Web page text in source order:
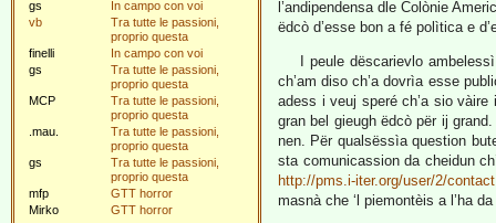
gs
In campo con voi
vb
Tra tutte le passioni,
proprio questa
finelli
In campo con voi
gs
Tra tutte le passioni,
proprio questa
MCP
Tra tutte le passioni,
proprio questa
.mau.
Tra tutte le passioni,
proprio questa
gs
Tra tutte le passioni,
proprio questa
mfp
GTT horror
Mirko
GTT horror
l’andipendensa dle Colònie
ëdcò d’esse bon a fé polìtica e
I peule dëscarievlo
ch’am diso ch’a dovrìa esse
adess i veuj speré ch’a sio
gran bel gieugh ëdcò për ij
nen. Për qualsëssìa question
sta comunicassion da cheidun
http://pms.i-iter.org/user/2/contact
masnà che ‘l piemontèis a l’ha